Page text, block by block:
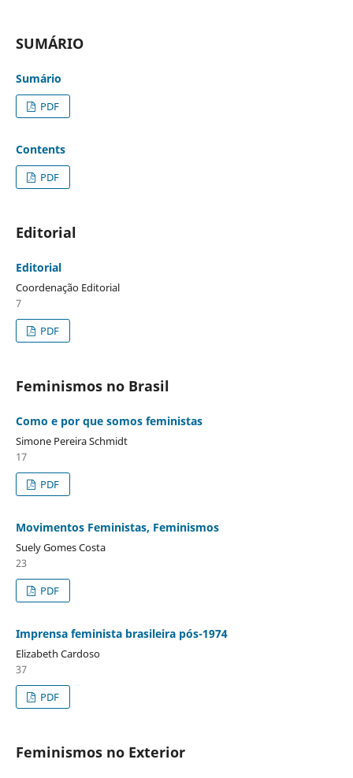
SUMÁRIO
Sumário
PDF
Contents
PDF
Editorial
Editorial
Coordenação Editorial
7
PDF
Feminismos no Brasil
Como e por que somos feministas
Simone Pereira Schmidt
17
PDF
Movimentos Feministas, Feminismos
Suely Gomes Costa
23
PDF
Imprensa feminista brasileira pós-1974
Elizabeth Cardoso
37
PDF
Feminismos no Exterior